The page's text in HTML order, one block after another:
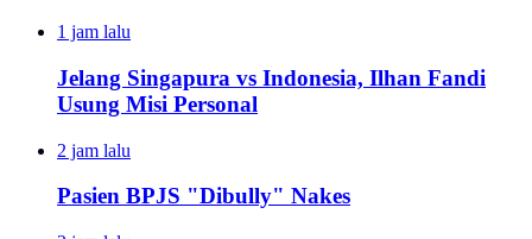
1 jam lalu
Jelang Singapura vs Indonesia, Ilhan Fandi
Usung Misi Personal
2 jam lalu
Pasien BPJS "Dibully" Nakes